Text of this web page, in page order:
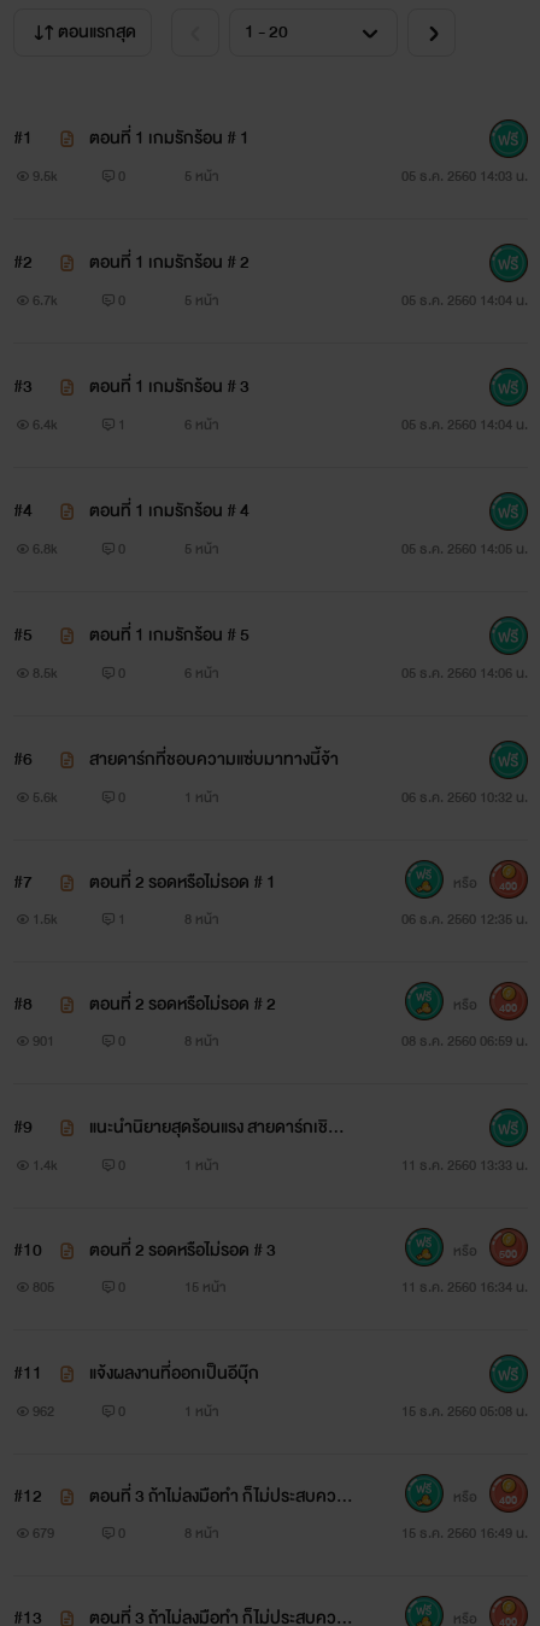
ละเอียด พุฒิพงศ์ชอบเหลือเกินกลิ่นเนื้อสาวผสมกลิ่นแป้งเด็ก
แต่ปิ่นชบากลับมีกลิ่นเฉพาะ หอมเนื้อสาวคละเคล้ากลิ่นแป้งเด็ก
อ่อนๆ
ความกลัวแฝงอยู่บ้าง แต่เหนือไปกว่านั้นคือความเสียวกระสันที่
ทำให้เธอส่งเสียงครางเป็นระยะๆ
“เฮียสอง...”
****นิยายเรื่องนี้ไม่เหมาะสำหรับเด็กและเยาวชน****
สวาท****
มณีน้ำเพชร
“เฮียขา ปิ่นจะแต่งงาน” แม้ประโยคนั้นจะกระเส่าแผ่วพร่า แต่
พุฒิพงศ์ไม่มีทางหูฝาด “เฮียบอกแล้ว ว่า...เฮียยังไม่พร้อม” เขา
ได้จะขอเฮียแต่งงานนี่คะ”
คลั่งสวาท ซีรี่ย์ชุดอาเฮียกระหายรัก
www.mebmarket.com
พุฒิพงศ์ไม่มีทางหูฝาด “เฮียบอกแล้ว ว่า...เฮียยังไม่พร้อม” เขา
ตอนแรกสุด
#1 ตอนที่ 1 เกมรักร้อน # 1
9.5k 0 5 หน้า 05 ธ.ค. 2560 14:03 น.
#2 ตอนที่ 1 เกมรักร้อน # 2
6.7k 0 5 หน้า 05 ธ.ค. 2560 14:04 น.
#3 ตอนที่ 1 เกมรักร้อน # 3
6.4k 1 6 หน้า 05 ธ.ค. 2560 14:04 น.
#4 ตอนที่ 1 เกมรักร้อน # 4
6.8k 0 5 หน้า 05 ธ.ค. 2560 14:05 น.
#5 ตอนที่ 1 เกมรักร้อน # 5
8.5k 0 6 หน้า 05 ธ.ค. 2560 14:06 น.
#6 สายดาร์กที่ชอบความแซ่บมาทางนี้จ้า
5.6k 0 1 หน้า 06 ธ.ค. 2560 10:32 น.
#7 ตอนที่ 2 รอดหรือไม่รอด # 1
1.5k 1 8 หน้า 06 ธ.ค. 2560 12:35 น.
หรือ 400
#8 ตอนที่ 2 รอดหรือไม่รอด # 2
901 0 8 หน้า 08 ธ.ค. 2560 06:59 น.
หรือ 400
#9
แนะนำนิยายสุดร้อนแรง สายดาร์กเชิญท
างนี้จ้า
1.4k 0 1 หน้า 11 ธ.ค. 2560 13:33 น.
#10 ตอนที่ 2 รอดหรือไม่รอด # 3
805 0 15 หน้า 11 ธ.ค. 2560 16:34 น.
หรือ 500
#11 แจ้งผลงานที่ออกเป็นอีบุ๊ก
962 0 1 หน้า 15 ธ.ค. 2560 05:08 น.
#12
ตอนที่ 3 ถ้าไม่ลงมือทำ ก็ไม่ประสบความ
สำเร็จ # 1
679 0 8 หน้า 15 ธ.ค. 2560 16:49 น.
หรือ 400
#13 ตอนที่ 3 ถ้าไม่ลงมือทำ ก็ไม่ประสบความ หรือ 400